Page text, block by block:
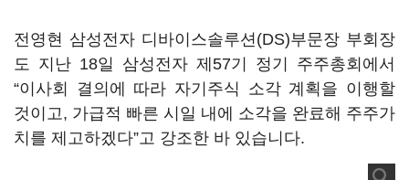
전영현 삼성전자 디바이스솔루션(DS)부문장 부회장
도 지난 18일 삼성전자 제57기 정기 주주총회에서
“이사회 결의에 따라 자기주식 소각 계획을 이행할
것이고, 가급적 빠른 시일 내에 소각을 완료해 주주가
치를 제고하겠다”고 강조한 바 있습니다.